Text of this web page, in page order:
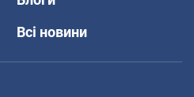
Всі новини